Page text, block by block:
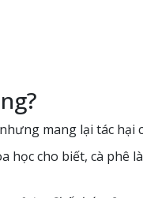
mang lại tác hại
học cho biết, cà phê